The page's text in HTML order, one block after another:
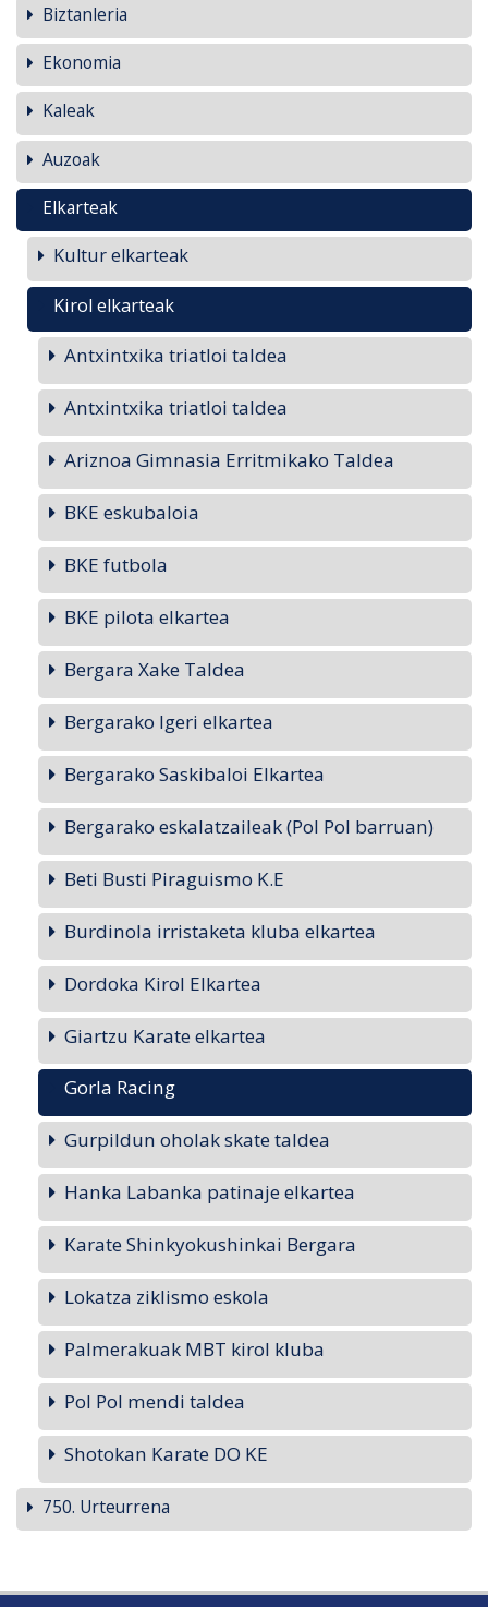
Biztanleria
Ekonomia
Kaleak
Auzoak
Elkarteak
Kultur elkarteak
Kirol elkarteak
Antxintxika triatloi taldea
Antxintxika triatloi taldea
Ariznoa Gimnasia Erritmikako Taldea
BKE eskubaloia
BKE futbola
BKE pilota elkartea
Bergara Xake Taldea
Bergarako Igeri elkartea
Bergarako Saskibaloi Elkartea
Bergarako eskalatzaileak (Pol Pol barruan)
Beti Busti Piraguismo K.E
Burdinola irristaketa kluba elkartea
Dordoka Kirol Elkartea
Giartzu Karate elkartea
Gorla Racing
Gurpildun oholak skate taldea
Hanka Labanka patinaje elkartea
Karate Shinkyokushinkai Bergara
Lokatza ziklismo eskola
Palmerakuak MBT kirol kluba
Pol Pol mendi taldea
Shotokan Karate DO KE
750. Urteurrena